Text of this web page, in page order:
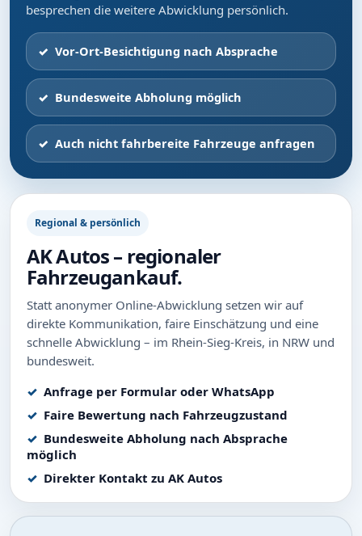
besprechen die weitere Abwicklung persönlich.
Vor-Ort-Besichtigung nach Absprache
Bundesweite Abholung möglich
Auch nicht fahrbereite Fahrzeuge anfragen
Regional & persönlich
AK Autos – regionaler
Fahrzeugankauf.
Statt anonymer Online-Abwicklung setzen wir auf
direkte Kommunikation, faire Einschätzung und eine
schnelle Abwicklung – im Rhein-Sieg-Kreis, in NRW und
bundesweit.
Anfrage per Formular oder WhatsApp
Faire Bewertung nach Fahrzeugzustand
Bundesweite Abholung nach Absprache
möglich
Direkter Kontakt zu AK Autos